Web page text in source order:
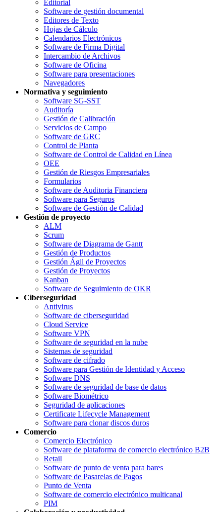
Editorial
Software de gestión documental
Editores de Texto
Hojas de Cálculo
Calendarios Electrónicos
Software de Firma Digital
Intercambio de Archivos
Software de Oficina
Software para presentaciones
Navegadores
Normativa y seguimiento
Software SG-SST
Auditoría
Gestión de Calibración
Servicios de Campo
Software de GRC
Control de Planta
Software de Control de Calidad en Línea
OEE
Gestión de Riesgos Empresariales
Formularios
Software de Auditoria Financiera
Software para Seguros
Software de Gestión de Calidad
Gestión de proyecto
ALM
Scrum
Software de Diagrama de Gantt
Gestión de Productos
Gestión Ágil de Proyectos
Gestión de Proyectos
Kanban
Software de Seguimiento de OKR
Ciberseguridad
Antivirus
Software de ciberseguridad
Cloud Service
Software VPN
Software de seguridad en la nube
Sistemas de seguridad
Software de cifrado
Software para Gestión de Identidad y Acceso
Software DNS
Software de seguridad de base de datos
Software Biométrico
Seguridad de aplicaciones
Certificate Lifecycle Management
Software para clonar discos duros
Comercio
Comercio Electrónico
Software de plataforma de comercio electrónico B2B
Retail
Software de punto de venta para bares
Software de Pasarelas de Pagos
Punto de Venta
Software de comercio electrónico multicanal
PIM